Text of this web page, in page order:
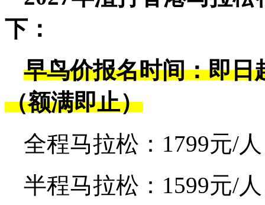
下：
早鸟价报名时间：即日
（额满即止）
全程马拉松：1799元/人
半程马拉松：1599元/人